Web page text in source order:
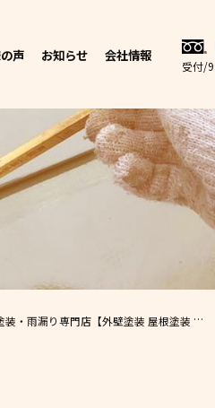
声 お知らせ 会社情報
受付/
装・雨漏り専門店 【外壁塗装 屋根塗装 和歌山市 エースペイント】🏠✨